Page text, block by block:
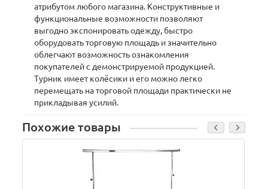
атрибутом любого магазина. Конструктивные и
функциональные возможности позволяют
выгодно экспонировать одежду, быстро
оборудовать торговую площадь и значительно
облегчают возможность ознакомления
покупателей с демонстрируемой продукцией.
Турник имеет колёсики и его можно легко
перемещать на торговой площади практически не
прикладывая усилий.
Похожие товары